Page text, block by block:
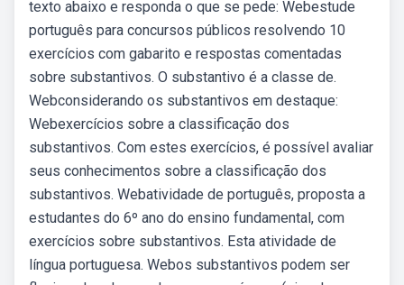
texto abaixo e responda o que se pede: Webestude
português para concursos públicos resolvendo 10
exercícios com gabarito e respostas comentadas
sobre substantivos. O substantivo é a classe de.
Webconsiderando os substantivos em destaque:
Webexercícios sobre a classificação dos
substantivos. Com estes exercícios, é possível avaliar
seus conhecimentos sobre a classificação dos
substantivos. Webatividade de português, proposta a
estudantes do 6º ano do ensino fundamental, com
exercícios sobre substantivos. Esta atividade de
língua portuguesa. Webos substantivos podem ser